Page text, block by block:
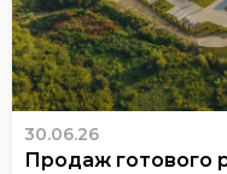
30.06.26
Продаж готового